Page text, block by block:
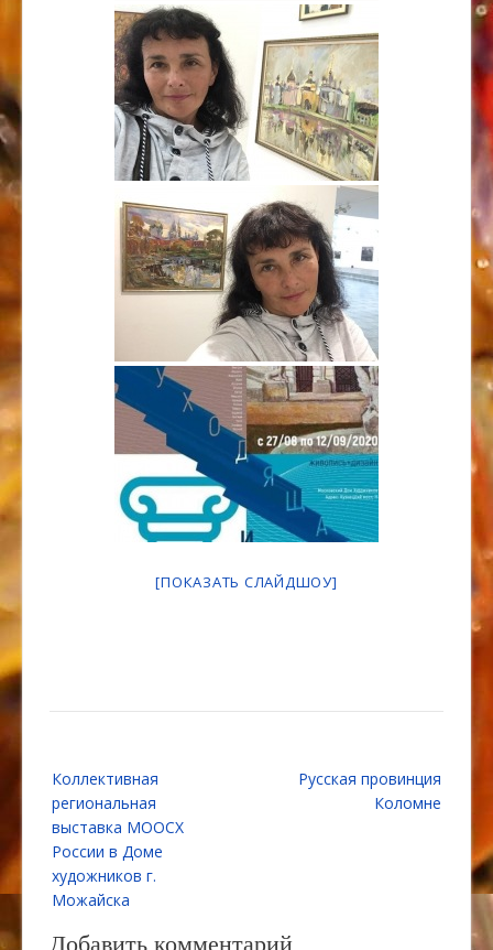
[ПОКАЗАТЬ СЛАЙДШОУ]
по
записям
Коллективная
региональная
выставка МООСХ
России в Доме
художников г.
Можайска
Русская провинция
Коломне